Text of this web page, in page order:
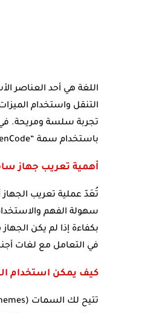
اللغة هي أحد العناصر
التنقل واستخدام
تجربة سلسة ومريحة.
باستخدام سمة “YemenCode”. سنقدم لك خطوات مفصلة لإتمام هذه العملية بنجاح ودون مواجهة أية مشاكل.
أهمية تعريب جهاز
تُعَدّ عملية تعريب
سهولة الفهم
بكفاءة إذا لم يكن
في التعامل مع لغات
كيف يمكن استخدام